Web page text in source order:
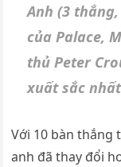
Anh (3
của Palace,
thủ Peter
xuất sắc
Với 10 bàn thắng
anh đã thay đổi